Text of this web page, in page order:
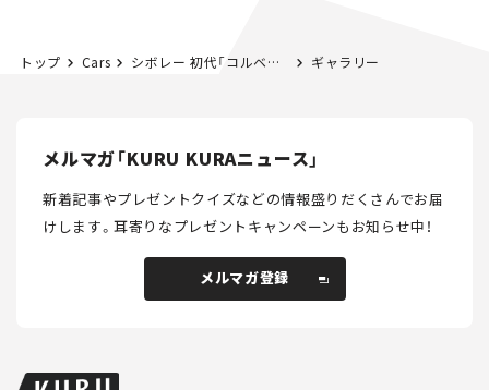
トップ Cars シボレー 初代「コルベット」をオマージュした“銀色の輝き”、その正体とは？ 特別仕様車「シルバーフレイム シリーズ」を限定発売！【新車ニュース】 ギャラリー
メルマガ「KURU KURAニュース」
新着記事やプレゼントクイズなどの情報盛りだくさんでお届
けします。耳寄りなプレゼントキャンペーンもお知らせ中！
メルマガ登録